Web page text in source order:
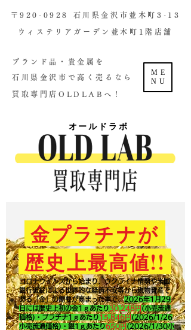
ME
NU
金プラチナが
歴史上最高値!!
コロナウイルスから始まり、ウクライナ情勢や米国
銀行破綻による世界的な経済不安等から現物資産で
ある「金」の需要が高まった事で、2026年1月29
日には歴史上初の金1ｇあたり30,248円 (小売流通
価格)・プラチナ1ｇあたり15,846円 (2026/1/26
小売流通価格)・銀1ｇあたり650円 (2026/1/30小
​〒920-0928 石川県金沢市並木町3-13
ウィステリアガーデン並木町1階店舗​
ブランド品・貴金属を
石川県金沢市で高く売るなら
買取専門店OLDLABへ！
オールドラボ